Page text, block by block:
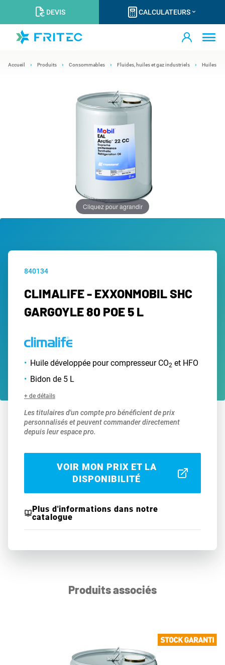
DEVIS CALCULATEURS
Accueil Produits Consommables Fluides, huiles et gaz industriels Huiles
Cliquez pour agrandir
840134
CLIMALIFE - EXXONMOBIL SHC
GARGOYLE 80 POE 5 L
Huile développée pour compresseur CO2 et HFO
Bidon de 5 L
+ de détails
Les titulaires d'un compte pro bénéficient de prix
personnalisés et peuvent commander directement
depuis leur espace pro.
VOIR MON PRIX ET LA
DISPONIBILITÉ
Plus d'informations dans notre
catalogue
Produits associés